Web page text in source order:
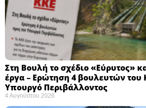
Στη Βουλή το σχέδιο «Εύρυτος»
έργα – Ερώτηση 4 βουλευτών του
Υπουργό Περιβάλλοντος
4 Αυγούστου 2026